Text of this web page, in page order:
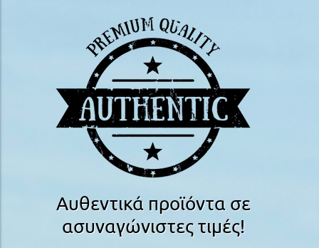
Αυθεντικά προϊόντα σε
ασυναγώνιστες τιμές!